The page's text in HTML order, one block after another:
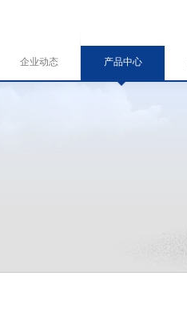
企业动态 产品中心